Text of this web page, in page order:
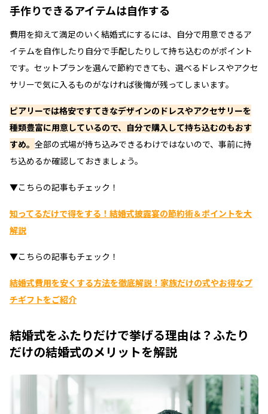
手作りできるアイテムは自作する
費用を抑えて満足のいく結婚式にするには、自分で用意できるア
イテムを自作したり自分で手配したりして持ち込むのがポイント
です。セットプランを選んで節約できても、選べるドレスやアクセ
サリーで気に入るものがなければ後悔が残ってしまいます。
ピアリーでは格安ですてきなデザインのドレスやアクセサリーを
種類豊富に用意しているので、自分で購入して持ち込むのもおす
すめ。 全部の式場が持ち込みできるわけではないので、事前に持
ち込めるか確認しておきましょう。
▼こちらの記事もチェック！
知ってるだけで得をする！結婚式披露宴の節約術＆ポイントを大
解説
▼こちらの記事もチェック！
結婚式費用を安くする方法を徹底解説！家族だけの式やお得なプ
チギフトをご紹介
結婚式をふたりだけで挙げる理由は？ふたり
だけの結婚式のメリットを解説